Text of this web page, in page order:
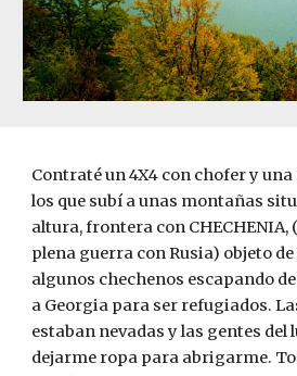
Contraté un 4X4 con chofer y
los que subí a unas montañas
altura, frontera con CHECHENIA,
plena guerra con Rusia) objeto
algunos chechenos escapando
a Georgia para ser refugiados.
estaban nevadas y las gentes
dejarme ropa para abrigarme.